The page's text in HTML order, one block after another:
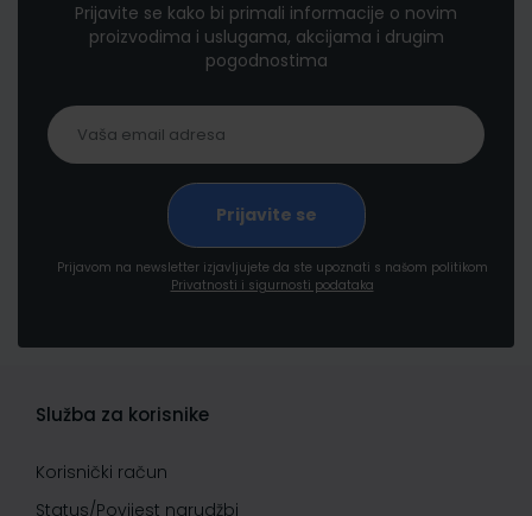
Prijavite se kako bi primali informacije o novim
proizvodima i uslugama, akcijama i drugim
pogodnostima
Prijavom na newsletter izjavljujete da ste upoznati s našom politikom
Privatnosti i sigurnosti podataka
Služba za korisnike
Korisnički račun
Status/Povijest narudžbi